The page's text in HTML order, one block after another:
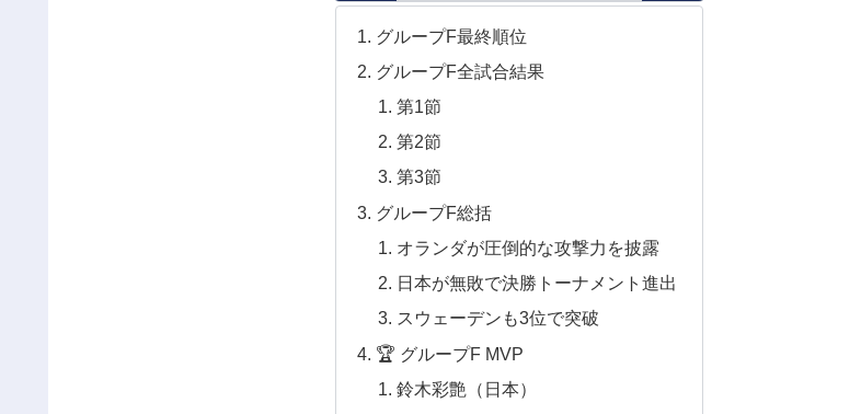
グループF最終順位
グループF全試合結果
第1節
第2節
第3節
グループF総括
オランダが圧倒的な攻撃力を披露
日本が無敗で決勝トーナメント進出
スウェーデンも3位で突破
🏆 グループF MVP
鈴木彩艶（日本）